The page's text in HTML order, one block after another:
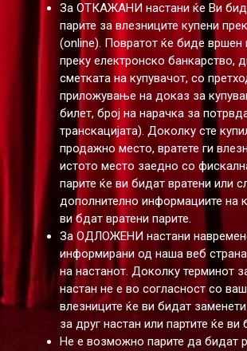
За ОТКАЖАНИ настани ќе Ви
парите за влезниците купени
(online). Повратот ќе биде вршен
преку електронско банкарство,
сметката на купувачот, со
приложување на доказ за
билет, број на нарачка за
транскацијата). Доколку сте
продажно место, вратете ги
истото место заедно со
парите ќе ви бидат вратени или
дополнително информациите на
ви бдат вратени парите.
За ОДЛОЖЕНИ настани
информирани од наша веб
на настанот. Доколку терминот
настан не е во согласност со
влезниците ќе ви бидат
за друг настан или партите ќе ви
Не е возможно парите да бидат